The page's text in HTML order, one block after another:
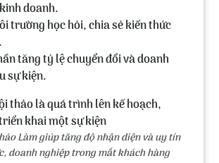
doanh.
trường học hỏi, chia sẻ kiến thức
tăng tỷ lệ chuyển đổi và doanh
sự kiện.
Làm giúp tăng độ nhận diện và uy tín
doanh nghiệp trong mắt khách hàng